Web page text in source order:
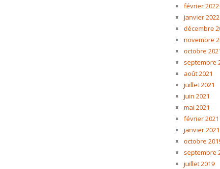
février 2022
janvier 2022
décembre
novembre
octobre
septembre
août 2021
juillet 2021
juin 2021
mai 2021
février 2021
janvier 2021
octobre
septembre
juillet 2019